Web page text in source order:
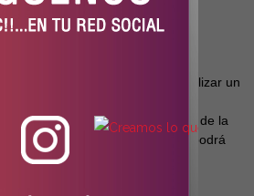
la exposición al clima. Estos
actúan como una barrera
anual. Recomendamos realizar un
mantenerla en perfectas
que pueden encargarse de la
nuestros profesionales, usted podrá
para ocuparse de otras tareas